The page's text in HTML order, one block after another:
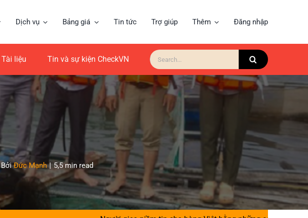
Dịch vụ Bảng giá Tin tức Trợ giúp Thêm Đăng nhập
Tài liệu Tin và sự kiện CheckVN
Search
for:
BởiĐức Mạnh | 5,5 min read